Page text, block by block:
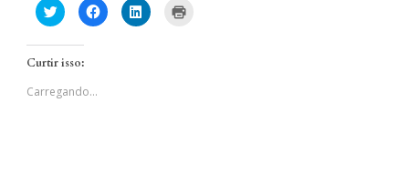
Clique
para
compartilhar
no
em
janela)
Clique
para
compartilhar
Clique
para
Curtir isso:
Carregando...